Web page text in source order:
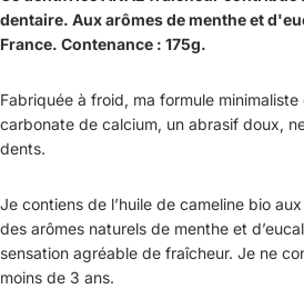
dentaire. Aux arômes de menthe et
France. Contenance : 175g.
Fabriquée à froid, ma formule
carbonate de cal­cium, un abrasif doux,
dents.
Je contiens de l’huile de cameline bio
des arômes naturels de menthe et
sensa­tion agréable de fraîcheur. Je ne
moins de 3 ans.